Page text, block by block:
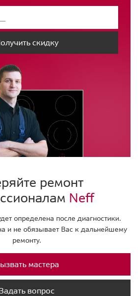
скидку
ремонт
Neff
определена после диагностики.
и не обязывает Вас к дальнейшему
ремонту.
мастера
вопрос